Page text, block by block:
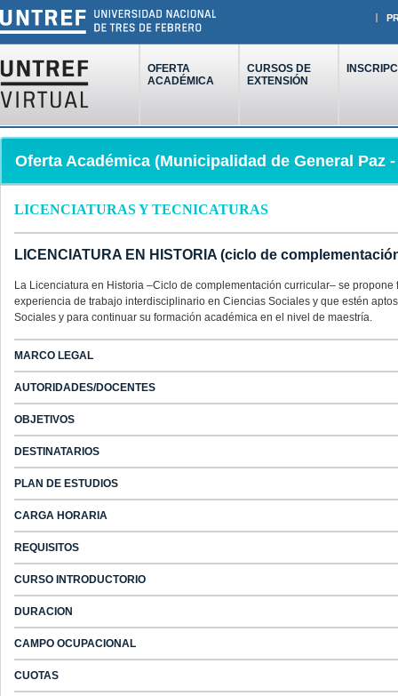
OFERTA
ACADÉMICA
CURSOS DE
EXTENSIÓN
Oferta Académica (Municipalidad de General Paz
LICENCIATURAS Y TECNICATURAS
LICENCIATURA EN HISTORIA (ciclo de
La Licenciatura en Historia –Ciclo de complementación curricular– se
experiencia de trabajo interdisciplinario en Ciencias Sociales y que estén
Sociales y para continuar su formación académica en el nivel de maestría.
MARCO LEGAL
AUTORIDADES/DOCENTES
OBJETIVOS
DESTINATARIOS
PLAN DE ESTUDIOS
CARGA HORARIA
REQUISITOS
CURSO INTRODUCTORIO
DURACION
CAMPO OCUPACIONAL
CUOTAS